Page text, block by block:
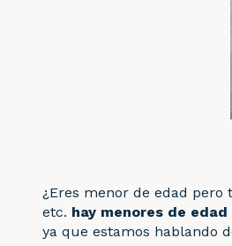
¿Eres menor de edad pero
etc. hay menores de
ya que estamos hablando